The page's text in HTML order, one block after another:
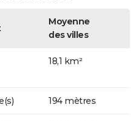
Moyenne
des villes
18,1 km²
194 mètres